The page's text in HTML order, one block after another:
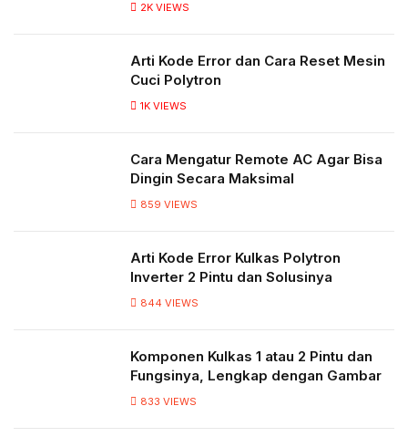
2K VIEWS
Arti Kode Error dan Cara Reset Mesin
Cuci Polytron
1K VIEWS
Cara Mengatur Remote AC Agar Bisa
Dingin Secara Maksimal
859 VIEWS
Arti Kode Error Kulkas Polytron
Inverter 2 Pintu dan Solusinya
844 VIEWS
Komponen Kulkas 1 atau 2 Pintu dan
Fungsinya, Lengkap dengan Gambar
833 VIEWS